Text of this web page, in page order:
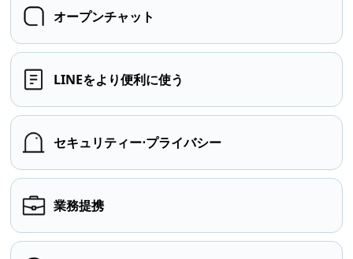
オープンチャット
LINEをより便利に使う
セキュリティー⋅プライバシー
業務提携